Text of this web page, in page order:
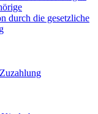
durch die gesetzliche